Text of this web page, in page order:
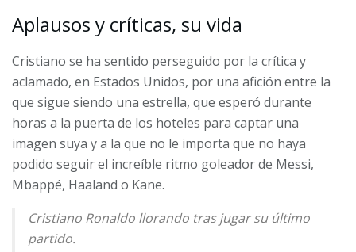
Aplausos y críticas, su vida
Cristiano se ha sentido perseguido por la crítica y
aclamado, en Estados Unidos, por una afición entre la
que sigue siendo una estrella, que esperó durante
horas a la puerta de los hoteles para captar una
imagen suya y a la que no le importa que no haya
podido seguir el increíble ritmo goleador de Messi,
Mbappé, Haaland o Kane.
Cristiano Ronaldo llorando tras jugar su último
partido.